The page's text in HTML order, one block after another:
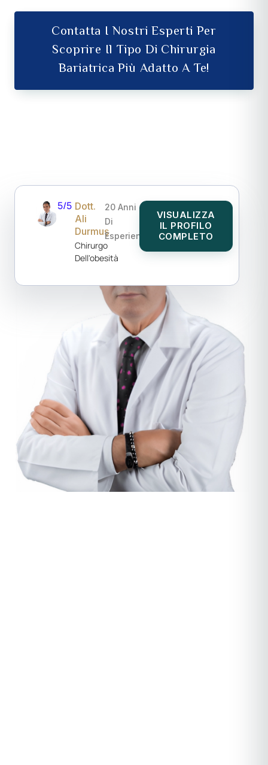
Contatta I Nostri Esperti Per
Scoprire Il Tipo Di Chirurgia
Bariatrica Più Adatto A Te!
5/5 Dott.
Ali
Durmuş
Chirurgo
Dell'obesità
20 Anni
Di
Esperienza
VISUALIZZA
IL PROFILO
COMPLETO